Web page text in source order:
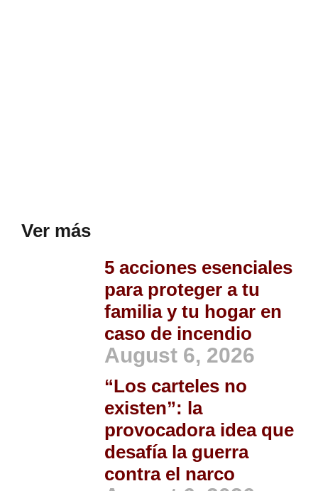
Ver más
5 acciones esenciales
para proteger a tu
familia y tu hogar en
caso de incendio
August 6, 2026
“Los carteles no
existen”: la
provocadora idea que
desafía la guerra
contra el narco